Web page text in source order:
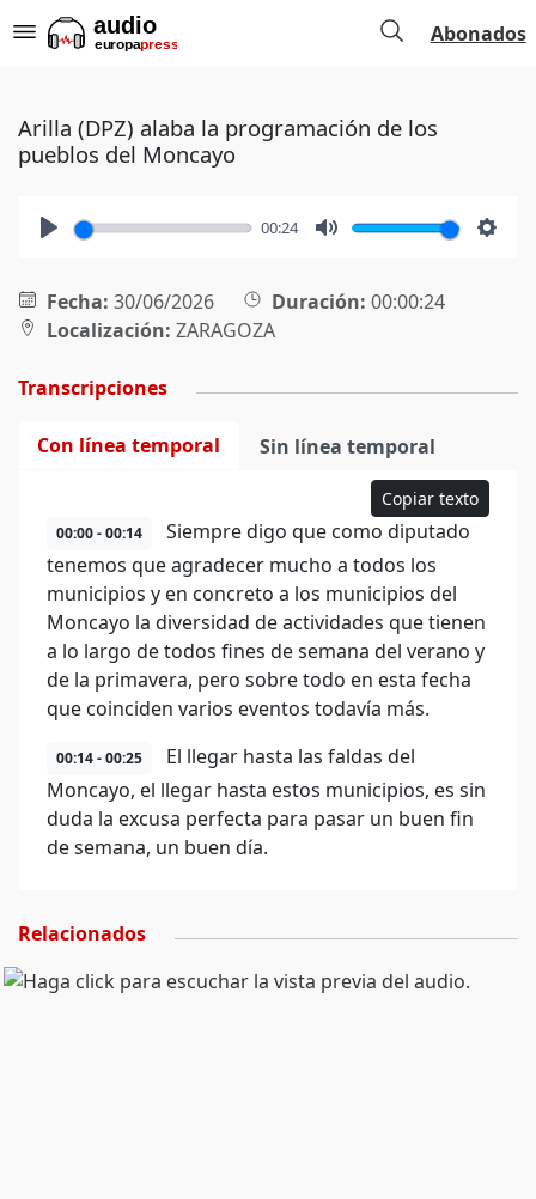
Abonados
Arilla (DPZ) alaba la programación de los
pueblos del Moncayo
00:24
Fecha: 30/06/2026 Duración: 00:00:24
Localización: ZARAGOZA
Transcripciones
Con línea temporal Sin línea temporal
Copiar texto
00:00 - 00:14
Siempre digo que como diputado
tenemos que agradecer mucho a todos los
municipios y en concreto a los municipios del
Moncayo la diversidad de actividades que tienen
a lo largo de todos fines de semana del verano y
de la primavera, pero sobre todo en esta fecha
que coinciden varios eventos todavía más.
00:14 - 00:25
El llegar hasta las faldas del
Moncayo, el llegar hasta estos municipios, es sin
duda la excusa perfecta para pasar un buen fin
de semana, un buen día.
Relacionados